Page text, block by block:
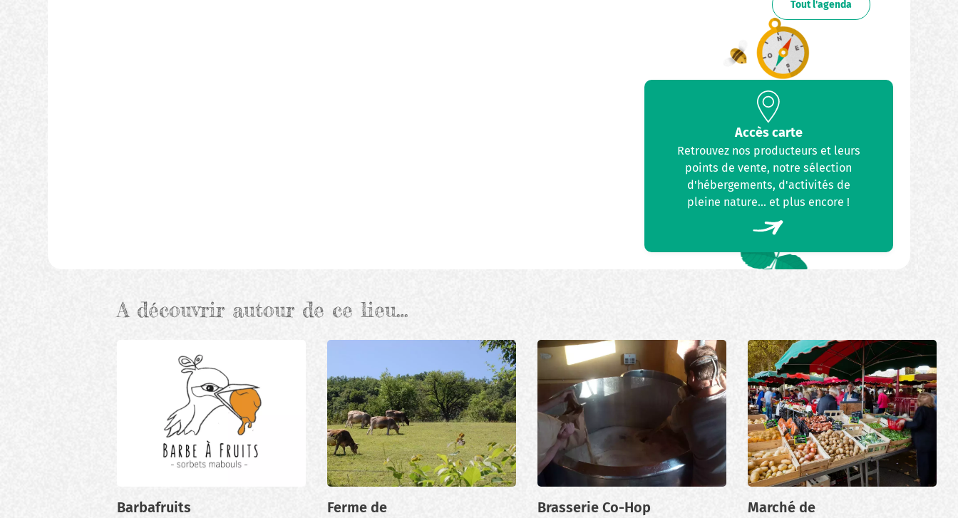
Tout l'agenda
Accès carte
Retrouvez nos producteurs et leurs
points de vente, notre sélection
d'hébergements, d'activités de
pleine nature... et plus encore !
A découvrir autour de ce lieu…
Barbafruits
Ferme de
Brasserie Co-Hop
Marché de